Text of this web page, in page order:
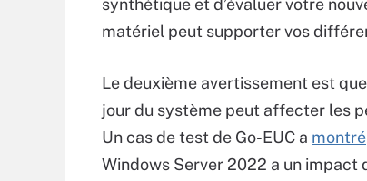
synthétique et d’évaluer votre
matériel peut supporter vos
Le deuxième avertissement est
jour du système peut affecter les
Un cas de test de Go-EUC a montré
Windows Server 2022 a un impact